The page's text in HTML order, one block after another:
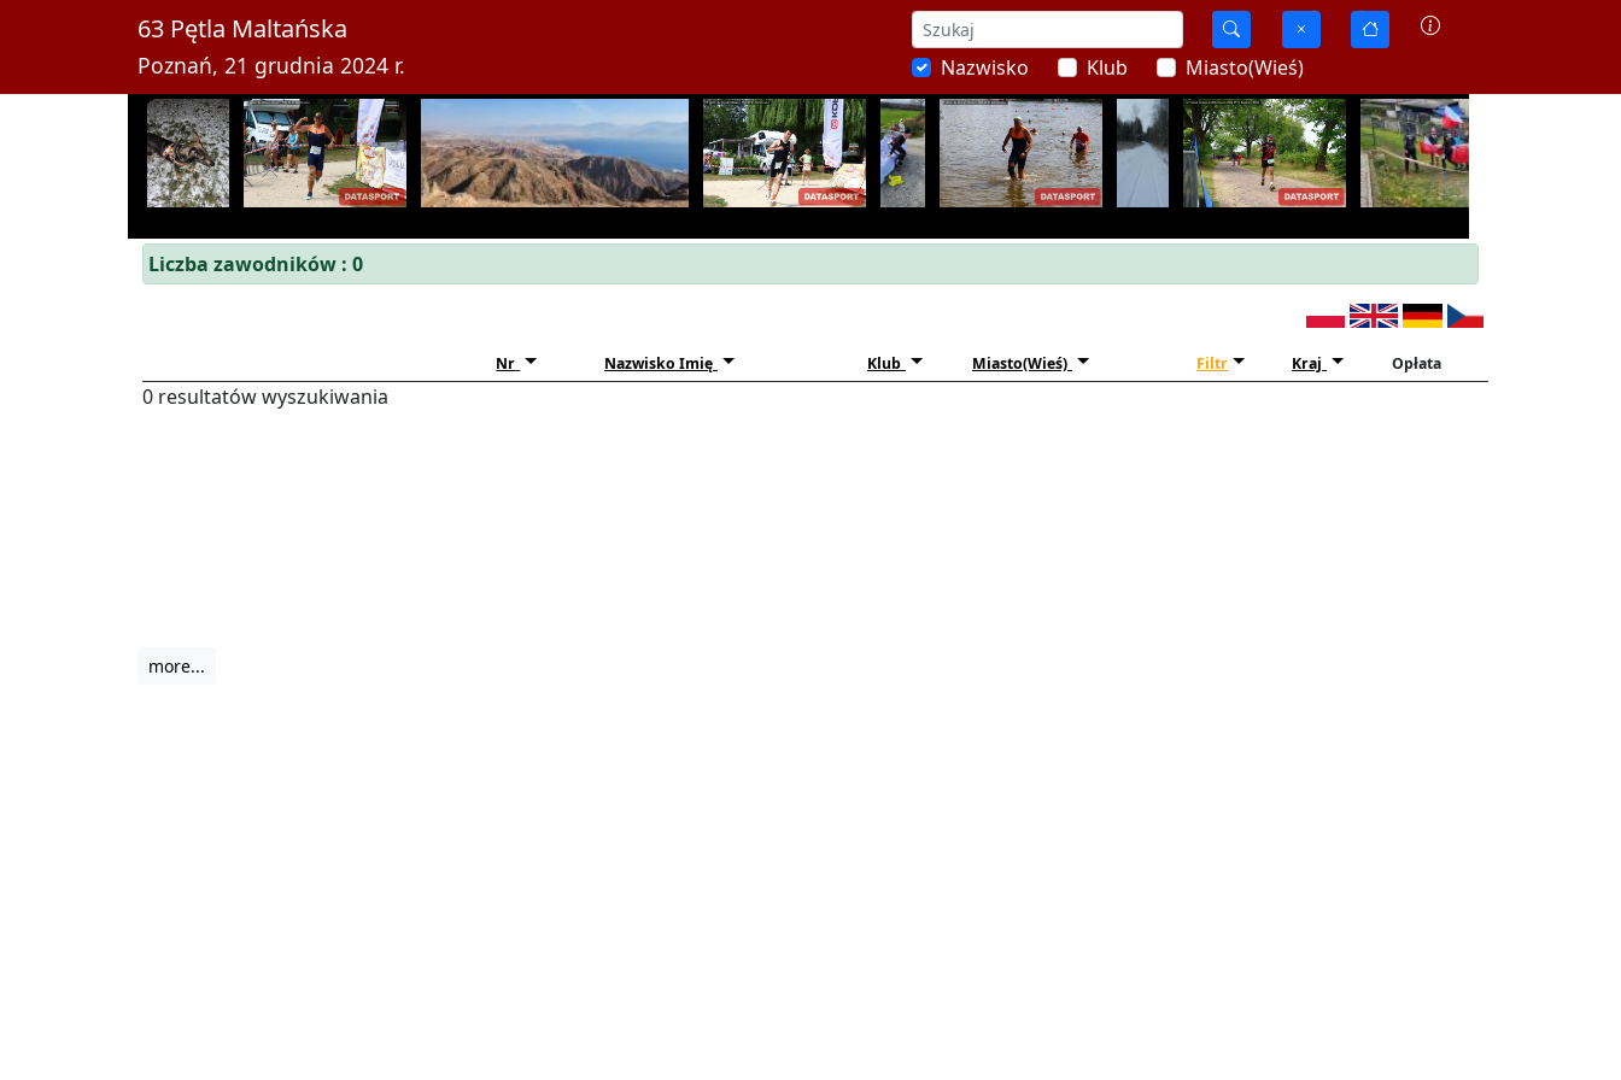
63 Pętla Maltańska
Poznań, 21 grudnia 2024 r. Nazwisko Klub Miasto(Wieś)
Liczba zawodników : 0
Nr Nazwisko Imię Klub Miasto(Wieś) Filtr Kraj Opłata
0 resultatów wyszukiwania
more...